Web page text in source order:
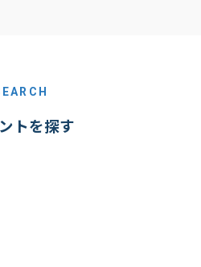
トを探す